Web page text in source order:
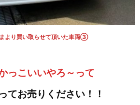
より買い取らせて頂いた車両③
っこいいやろ～って
てお売りください！！